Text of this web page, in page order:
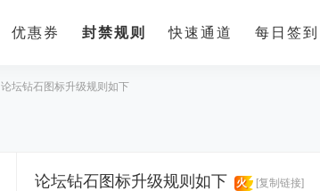
优惠券 封禁规则 快速通道 每日签到
论坛钻石图标升级规则如下
论坛钻石图标升级规则如下 火 [复制链接]